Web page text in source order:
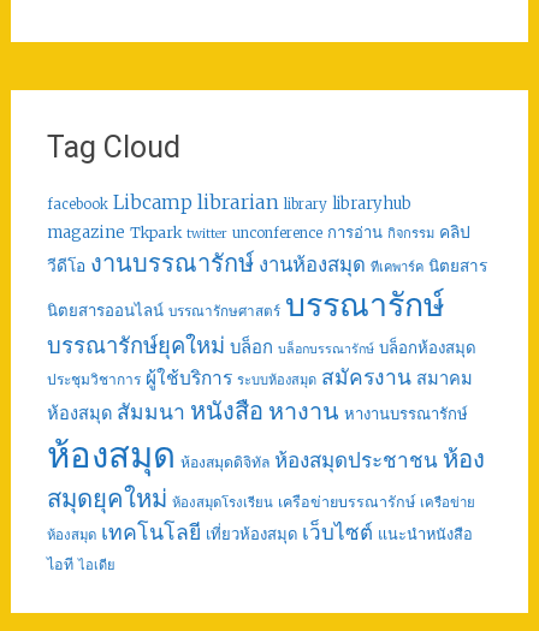
Tag Cloud
facebook Libcamp librarian library libraryhub
magazine Tkpark twitter unconference การอ่าน กิจกรรม คลิป
วีดีโอ งานบรรณารักษ์ งานห้องสมุด ทีเคพาร์ค นิตยสาร
นิตยสารออนไลน์ บรรณารักษศาสตร์ บรรณารักษ์
บรรณารักษ์ยุคใหม่ บล็อก บล็อกบรรณารักษ์ บล็อกห้องสมุด
ประชุมวิชาการ ผู้ใช้บริการ ระบบห้องสมุด สมัครงาน สมาคม
ห้องสมุด สัมมนา หนังสือ หางาน หางานบรรณารักษ์
ห้องสมุด ห้องสมุดดิจิทัล ห้องสมุดประชาชน ห้อง
สมุดยุคใหม่ ห้องสมุดโรงเรียน เครือข่ายบรรณารักษ์ เครือข่าย
ห้องสมุด เทคโนโลยี เที่ยวห้องสมุด เว็บไซต์ แนะนำหนังสือ
ไอที ไอเดีย